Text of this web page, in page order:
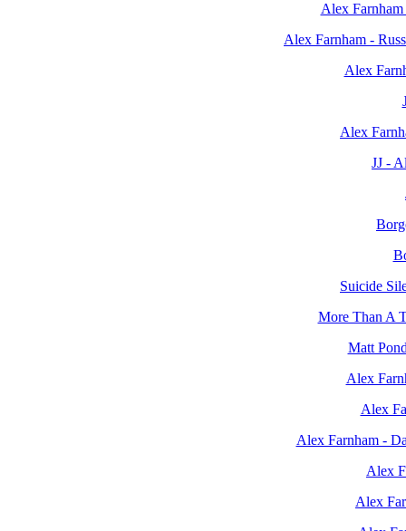
Alex
Alex Farnham -
Alex
Alex
JJ -
Suicide
More Than A
Matt
Alex
Alex
Alex Farnham -
Alex
Alex